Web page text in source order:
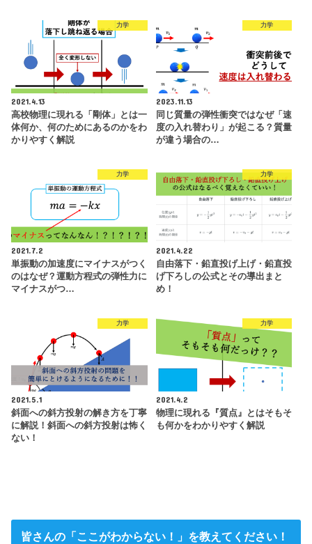
力学
2021.4.13
高校物理に現れる「剛体」とは一
体何か、何のためにあるのかをわ
かりやすく解説
力学
2023.11.13
同じ質量の弾性衝突ではなぜ「速
度の入れ替わり」が起こる？質量
が違う場合の…
力学
2021.7.2
単振動の加速度にマイナスがつく
のはなぜ？運動方程式の弾性力に
マイナスがつ…
力学
2021.4.22
自由落下・鉛直投げ上げ・鉛直投
げ下ろしの公式とその導出まと
め！
力学
2021.5.1
斜面への斜方投射の解き方を丁寧
に解説！斜面への斜方投射は怖く
ない！
力学
2021.4.2
物理に現れる『質点』とはそもそ
も何かをわかりやすく解説
皆さんの「ここがわからない！」を教えてください！